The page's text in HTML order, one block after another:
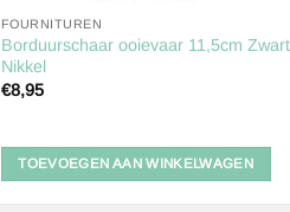
FOURNITUREN
Borduurschaar ooievaar 11,5cm Zwart
Nikkel
€8,95
TOEVOEGEN AAN WINKELWAGEN